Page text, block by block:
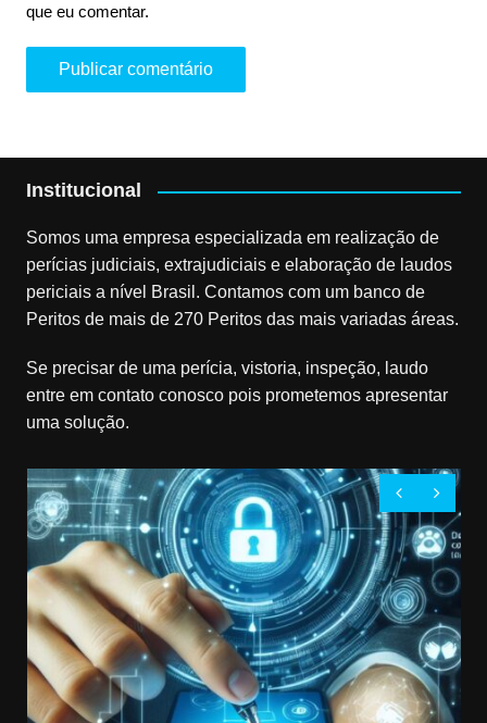
que eu comentar.
Institucional
Somos uma empresa especializada em realização de
perícias judiciais, extrajudiciais e elaboração de laudos
periciais a nível Brasil. Contamos com um banco de
Peritos de mais de 270 Peritos das mais variadas áreas.
Se precisar de uma perícia, vistoria, inspeção, laudo
entre em contato conosco pois prometemos apresentar
uma solução.